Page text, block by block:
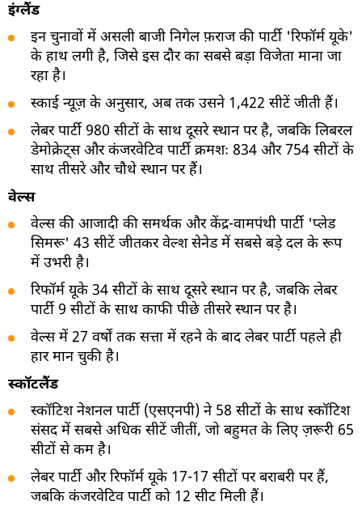
इंग्लैंड
इन चुनावों में असली बाजी निगेल फ़राज की पार्टी 'रिफॉर्म यूके'
के हाथ लगी है, जिसे इस दौर का सबसे बड़ा विजेता माना जा
रहा है।
स्काई न्यूज़ के अनुसार, अब तक उसने 1,422 सीटें जीती हैं।
लेबर पार्टी 980 सीटों के साथ दूसरे स्थान पर है, जबकि लिबरल
डेमोक्रेट्स और कंजरवेटिव पार्टी क्रमशः 834 और 754 सीटों के
साथ तीसरे और चौथे स्थान पर हैं।
वेल्स
वेल्स की आजादी की समर्थक और केंद्र-वामपंथी पार्टी 'प्लेड
सिमरू' 43 सीटें जीतकर वेल्श सेनेड में सबसे बड़े दल के रूप
में उभरी है।
रिफॉर्म यूके 34 सीटों के साथ दूसरे स्थान पर है, जबकि लेबर
पार्टी 9 सीटों के साथ काफी पीछे तीसरे स्थान पर है।
वेल्स में 27 वर्षों तक सत्ता में रहने के बाद लेबर पार्टी पहले ही
हार मान चुकी है।
स्कॉटलैंड
स्कॉटिश नेशनल पार्टी (एसएनपी) ने 58 सीटों के साथ स्कॉटिश
संसद में सबसे अधिक सीटें जीतीं, जो बहुमत के लिए ज़रूरी 65
सीटों से कम है।
लेबर पार्टी और रिफॉर्म यूके 17-17 सीटों पर बराबरी पर हैं,
जबकि कंजरवेटिव पार्टी को 12 सीट मिली हैं।